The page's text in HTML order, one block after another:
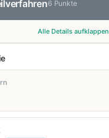
6 Punkte
Alle Details aufklappen